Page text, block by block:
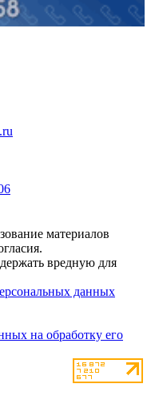
материалов
вредную для
данных
на обработку его